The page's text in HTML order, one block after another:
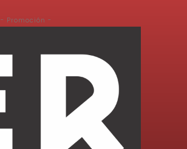
- Promoción -